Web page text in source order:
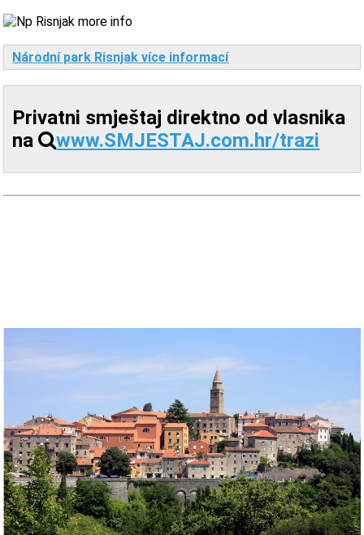
Národní park Risnjak více informací
Privatni smještaj direktno od vlasnika
na
www.SMJESTAJ.com.hr/trazi